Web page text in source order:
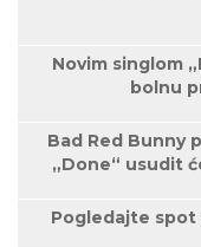
Novim singlom
bolnu
Bad Red Bunny
„Done“ usudit
Pogledajte spot